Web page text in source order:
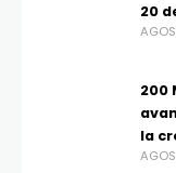
20
200
la